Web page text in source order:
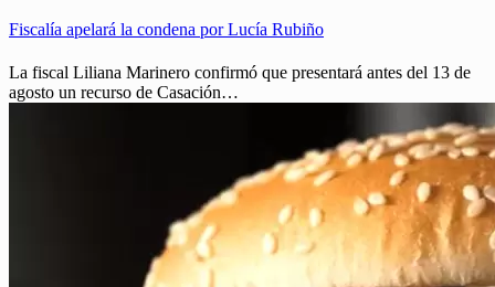
Fiscalía apelará la condena por Lucía Rubiño
La fiscal Liliana Marinero confirmó que presentará antes del 13 de
agosto un recurso de Casación…